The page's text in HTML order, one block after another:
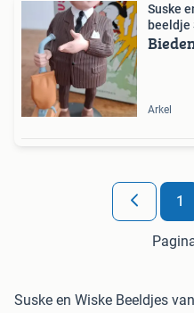
Suske
beeldje
Arkel
1
Suske en Wiske Beeldjes